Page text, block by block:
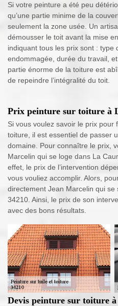
Si votre peinture a été peu
qu’une partie minime de la
seulement la zone usée. Un
démousser le toit avant la mise
indiquant tous les prix sont : type
endommagée, durée du travail,
partie énorme de la toiture est
de repeindre l’intégralité du toit.
Prix peinture sur toiture à
Si vous voulez savoir le prix pour
toiture, il est essentiel de passer
domaine. Pour connaître le prix,
Marcelin qui se loge dans La
effet, le prix de l’intervention
vous vouliez accomplir. Alors,
directement Jean Marcelin qui se
34210. Ainsi, le prix de son
avec des bons résultats.
Devis peinture sur toiture